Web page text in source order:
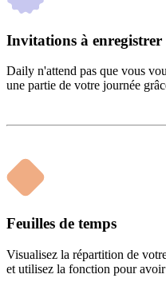
Invitations à
Daily n'attend pas que vous
une partie de votre journée
Feuilles de temps
Visualisez la répartition de
et utilisez la fonction pour avoir